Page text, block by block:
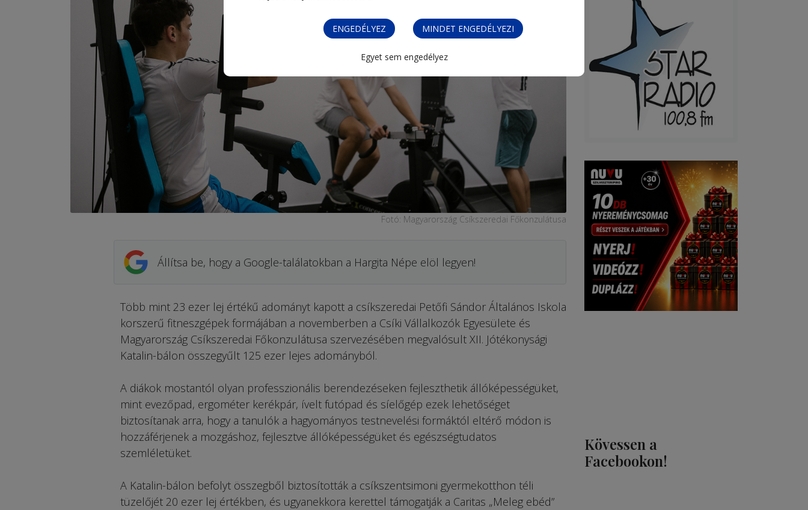
ENGEDÉLYEZ MINDET ENGEDÉLYEZI
Egyet sem engedélyez
Fotó: Magyarország Csíkszeredai Főkonzulátusa
Állítsa be, hogy a Google-találatokban a Hargita Népe elöl legyen!
Több mint 23 ezer lej értékű adományt kapott a csíkszeredai Petőfi Sándor Általános Iskola
korszerű fitneszgépek formájában a novemberben a Csíki Vállalkozók Egyesülete és
Magyarország Csíkszeredai Főkonzulátusa szervezésében megvalósult XII. Jótékonysági
Katalin-bálon összegyűlt 125 ezer lejes adományból.
A diákok mostantól olyan professzionális berendezéseken fejleszthetik állóképességüket,
mint evezőpad, ergométer kerékpár, ívelt futópad és síelőgép ezek lehetőséget
biztosítanak arra, hogy a tanulók a hagyományos testnevelési formáktól eltérő módon is
hozzáférjenek a mozgáshoz, fejlesztve állóképességüket és egészségtudatos
szemléletüket.
A Katalin-bálon befolyt összegből biztosították a csíkszentsimoni gyermekotthon téli
tüzelőjét 20 ezer lej értékben, és ugyanekkora kerettel támogatják a Caritas „Meleg ebéd”
Kövessen a
Facebookon!